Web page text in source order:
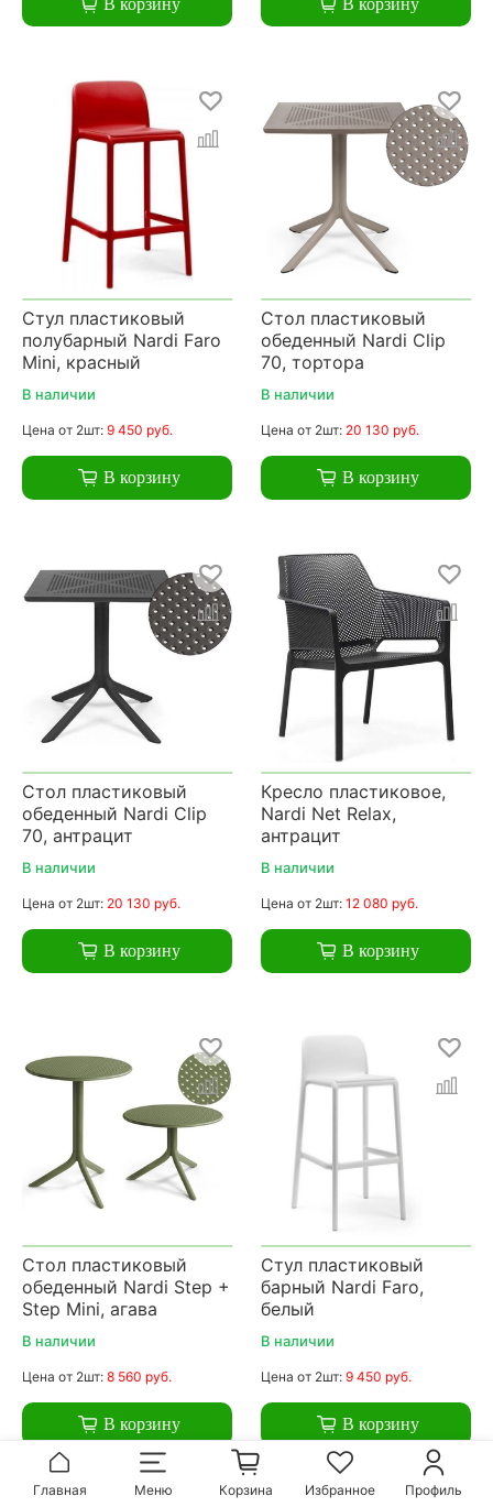
Стул пластиковый
полубарный Nardi Faro
Mini, красный
В наличии
Цена от 2шт: 9 450 руб.
В корзину
Стол пластиковый
обеденный Nardi Clip
70, тортора
В наличии
Цена от 2шт: 20 130 руб.
В корзину
Стол пластиковый
обеденный Nardi Clip
70, антрацит
В наличии
Цена от 2шт: 20 130 руб.
В корзину
Кресло пластиковое,
Nardi Net Relax,
антрацит
В наличии
Цена от 2шт: 12 080 руб.
В корзину
Стол пластиковый
обеденный Nardi Step +
Step Mini, агава
В наличии
Цена от 2шт: 8 560 руб.
В корзину
Стул пластиковый
барный Nardi Faro,
белый
В наличии
Цена от 2шт: 9 450 руб.
В корзину
Главная Меню Корзина Избранное Профиль